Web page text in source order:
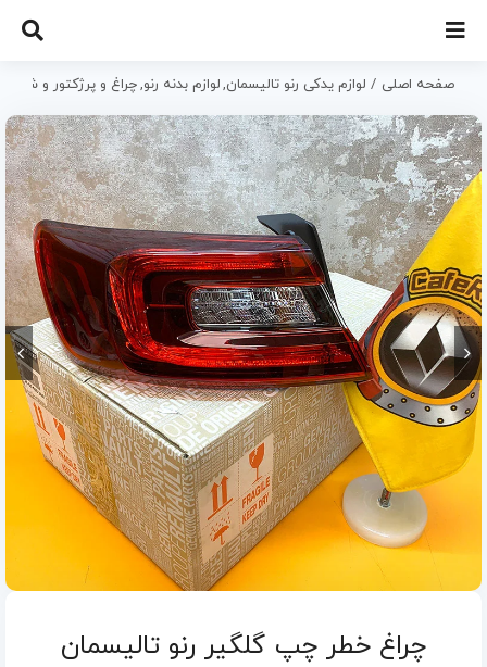
صفحه اصلی لوازم یدکی رنو تالیسمان لوازم بدنه رنو چراغ و پرژکتور و
چراغ خطر چپ گلگیر رنو تالیسمان